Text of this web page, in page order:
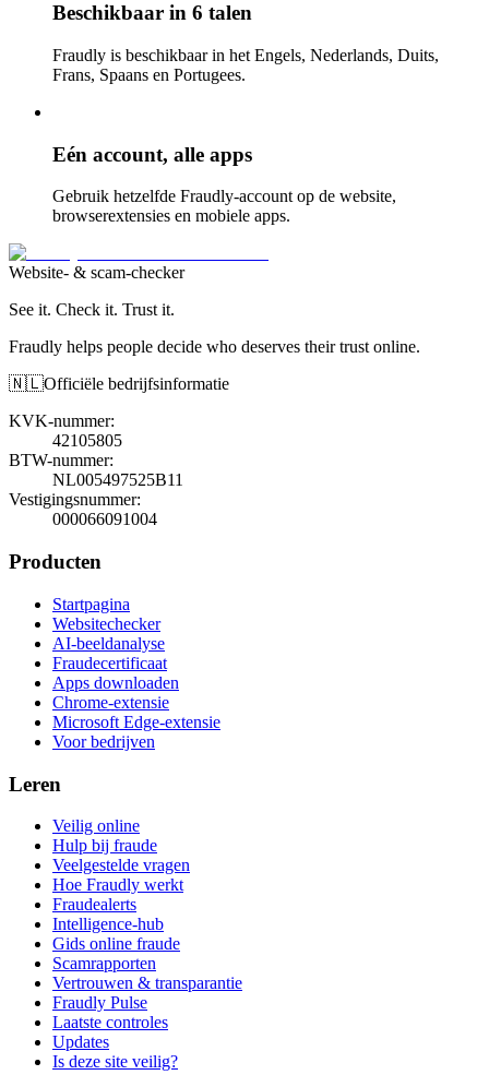
Beschikbaar in 6 talen
Fraudly is beschikbaar in het Engels, Nederlands, Duits,
Frans, Spaans en Portugees.
Eén account, alle apps
Gebruik hetzelfde Fraudly-account op de website,
browserextensies en mobiele apps.
Website- & scam-checker
See it. Check it. Trust it.
Fraudly helps people decide who deserves their trust online.
🇳🇱Officiële bedrijfsinformatie
KVK-nummer:
42105805
BTW-nummer:
NL005497525B11
Vestigingsnummer:
000066091004
Producten
Startpagina
Websitechecker
AI-beeldanalyse
Fraudecertificaat
Apps downloaden
Chrome-extensie
Microsoft Edge-extensie
Voor bedrijven
Leren
Veilig online
Hulp bij fraude
Veelgestelde vragen
Hoe Fraudly werkt
Fraudealerts
Intelligence-hub
Gids online fraude
Scamrapporten
Vertrouwen & transparantie
Fraudly Pulse
Laatste controles
Updates
Is deze site veilig?